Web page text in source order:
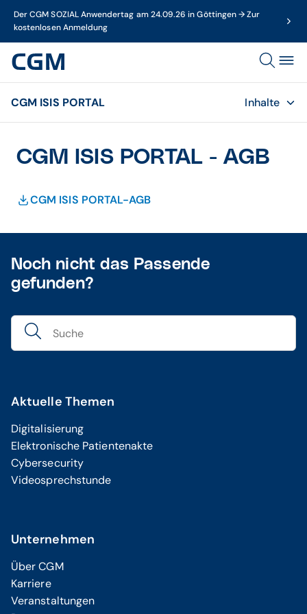
Der CGM SOZIAL Anwendertag am 24.09.26 in Göttingen → Zur
kostenlosen Anmeldung
CGM ISIS PORTAL Inhalte
CGM ISIS PORTAL - AGB
CGM ISIS PORTAL-AGB
Noch nicht das Passende
gefunden?
Aktuelle Themen
Digitalisierung
Elektronische Patientenakte
Cybersecurity
Videosprechstunde
Unternehmen
Über CGM
Karriere
Veranstaltungen